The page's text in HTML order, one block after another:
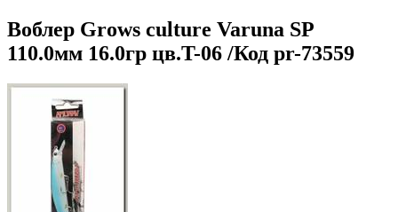
Воблер Grows culture Varuna SP
110.0мм 16.0гр цв.T-06 /Код pr-73559